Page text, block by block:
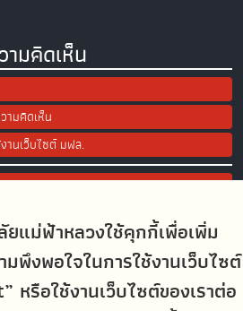
ยแม่ฟ้าหลวงใช้คุกกี้เพื่อเพิ่ม
พึงพอใจในการใช้งานเว็บไซต์
รือใช้งานเว็บไซต์ของเราต่อ
มคิดเห็น
ามคิดเห็น
านเว็บไซต์ มฟล.
Social Media